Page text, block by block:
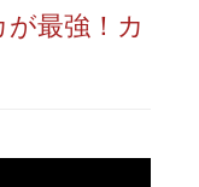
最強！カ